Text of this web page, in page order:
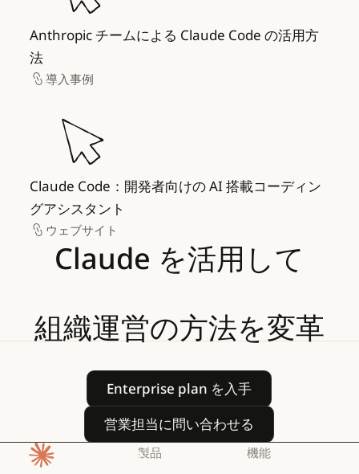
Anthropic チームによる Claude Code の活用方
法
導入事例
導入事例
Claude Code：開発者向けの AI 搭載コーディン
グアシスタント
ウェブサイト
ウェブサイト
Claude を活用して
組織運営の方法を変革
Enterprise plan を入手
Enterprise plan を入手
営業担当に問い合わせる
営業担当に問い合わせる
製品 機能